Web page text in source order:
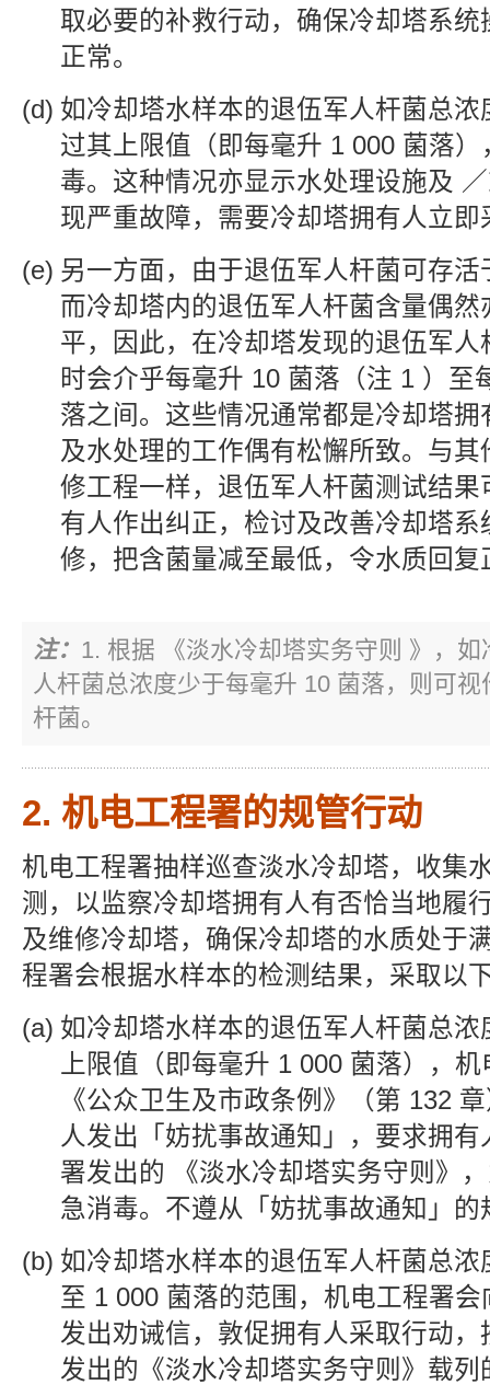
取必要的补救行动，确保冷却塔系统
正常。
如冷却塔水样本的退伍军人杆菌总浓
过其上限值（即每毫升 1 000 菌落
毒。这种情况亦显示水处理设施及
现严重故障，需要冷却塔拥有人立即
另一方面，由于退伍军人杆菌可存活
而冷却塔内的退伍军人杆菌含量偶然
平，因此，在冷却塔发现的退伍军人
时会介乎每毫升 10 菌落（注 1 ）至
落之间。这些情况通常都是冷却塔拥
及水处理的工作偶有松懈所致。与其
修工程一样，退伍军人杆菌测试结果
有人作出纠正，检讨及改善冷却塔系
修，把含菌量减至最低，令水质回复
注： 1. 根据 《淡水冷却塔实务守则 》，
人杆菌总浓度少于每毫升 10 菌落，则可
杆菌。
2. 机电工程署的规管行动
机电工程署抽样巡查淡水冷却塔，收集
测，以监察冷却塔拥有人有否恰当地履
及维修冷却塔，确保冷却塔的水质处于
程署会根据水样本的检测结果，采取以
如冷却塔水样本的退伍军人杆菌总浓
上限值（即每毫升 1 000 菌落），
《公众卫生及市政条例》（第 132
人发出「妨扰事故通知」，要求拥
署发出的 《淡水冷却塔实务守则》
急消毒。不遵从「妨扰事故通知」的
如冷却塔水样本的退伍军人杆菌总浓
至 1 000 菌落的范围，机电工程署
发出劝诫信，敦促拥有人采取行动，
发出的《淡水冷却塔实务守则》载列